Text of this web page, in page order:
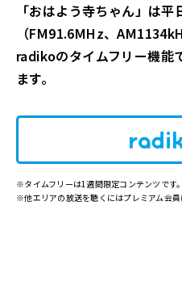
「おはよう寺ちゃん」は
（FM91.6MHz、
radikoのタイムフリー機能
ます。
※タイムフリーは1週間限定コンテンツです。
※他エリアの放送を聴くにはプレミアム会員